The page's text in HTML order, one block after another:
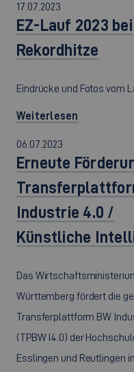
17.07.2023
EZ-Lauf 2023 bei
Rekordhitze
Eindrücke und Fotos vom
Weiterlesen
06.07.2023
Erneute
Industrie 4.0 /
Künstliche
Das
Württemberg fördert die
Transferplattform BW
(TPBW I4.0) der
Esslingen und Reutlingen